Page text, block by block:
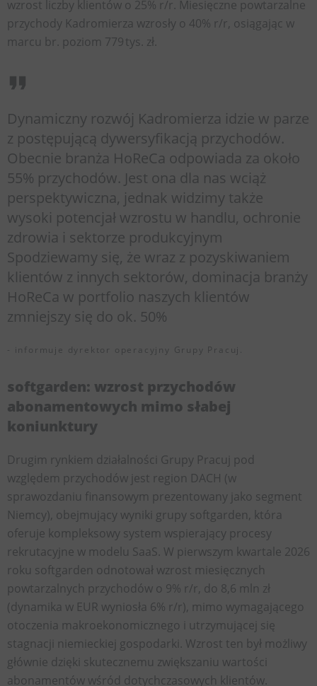
wzrost liczby klientów o 25% r/r. Miesięczne powtarzalne
przychody Kadromierza wzrosły o 40% r/r, osiągając w
marcu br. poziom 779 tys. zł.
Dynamiczny rozwój Kadromierza idzie w parze
z postępującą dywersyfikacją przychodów.
Obecnie branża HoReCa odpowiada za około
55% przychodów. Jest ona dla nas wciąż
perspektywiczna, jednak widzimy także
wysoki potencjał wzrostu w handlu, ochronie
zdrowia i sektorze produkcyjnym
Spodziewamy się, że wraz z pozyskiwaniem
klientów z innych sektorów, dominacja branży
HoReCa w portfolio naszych klientów
zmniejszy się do ok. 50%
- informuje dyrektor operacyjny Grupy Pracuj.
softgarden: wzrost przychodów
abonamentowych mimo słabej
koniunktury
Drugim rynkiem działalności Grupy Pracuj pod
względem przychodów jest region DACH (w
sprawozdaniu finansowym prezentowany jako segment
Niemcy), obejmujący wyniki grupy softgarden, która
oferuje kompleksowy system wspierający procesy
rekrutacyjne w modelu SaaS. W pierwszym kwartale 2026
roku softgarden odnotował wzrost miesięcznych
powtarzalnych przychodów o 9% r/r, do 8,6 mln zł
(dynamika w EUR wyniosła 6% r/r), mimo wymagającego
otoczenia makroekonomicznego i utrzymującej się
stagnacji niemieckiej gospodarki. Wzrost ten był możliwy
głównie dzięki skutecznemu zwiększaniu wartości
abonamentów wśród dotychczasowych klientów.